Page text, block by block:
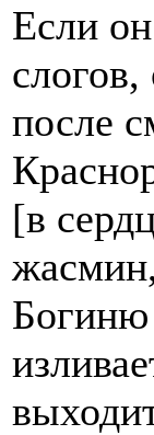
Если
после
[в
Богиню